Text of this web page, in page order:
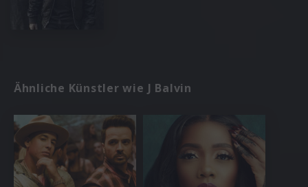
Ähnliche Künstler wie J Balvin